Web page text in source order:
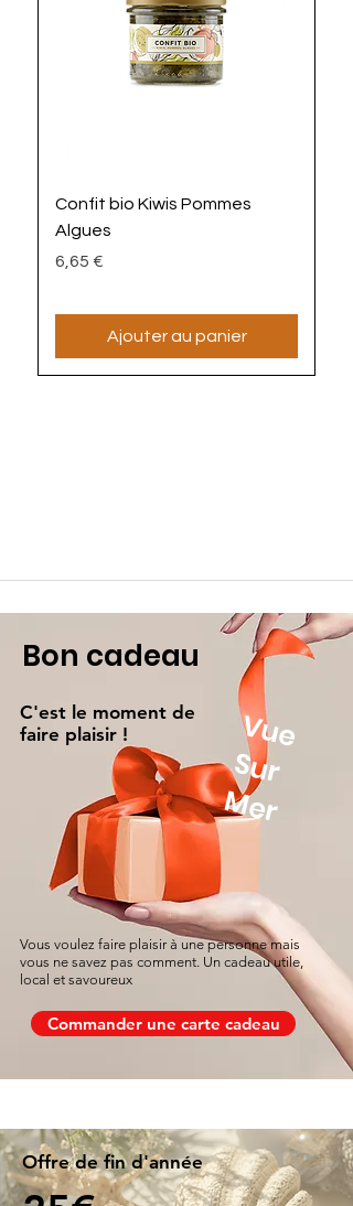
Confit bio Kiwis Pommes
Algues
Prix
6,65 €
Ajouter au panier
Bon cadeau
C'est le moment de
faire plaisir !
V
u
e
S
u
r
Mer
Vous voulez faire plaisir à une personne mais
vous ne savez pas comment. Un cadeau utile,
local et savoureux
Commander une carte cadeau
Offre de fin d'année